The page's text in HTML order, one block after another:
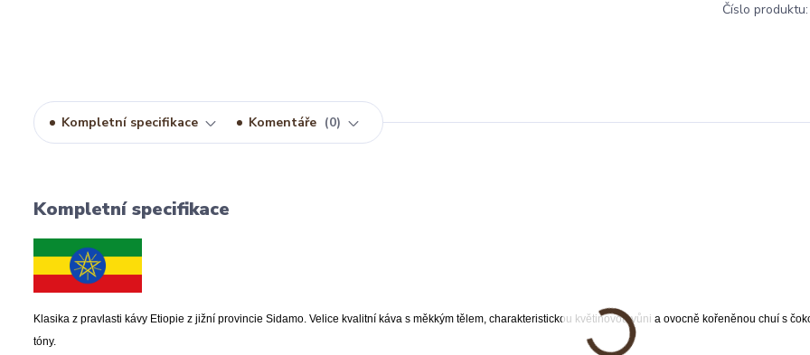
Číslo produktu:
Kompletní specifikace Komentáře 0
Kompletní specifikace
Klasika z pravlasti kávy Etiopie z jižní provincie Sidamo. Velice kvalitní káva s měkkým tělem, charakteristickou květinovou vůni a ovocně kořeněnou chuí s
tóny.